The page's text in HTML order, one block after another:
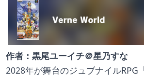
作者：黒尾ユーイチ＠星乃すな
2028年が舞台のジュブナイルRPG